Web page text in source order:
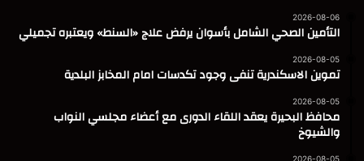
2026-08-06
التأمين الصحي الشامل بأسوان يرفض علاج «السنط» ويعتبره تجميلي
2026-08-05
تموين الاسكندرية تنفى وجود تكدسات امام المخابز البلدية
2026-08-05
محافظ البحيرة يعقد اللقاء الدورى مع أعضاء مجلسي النواب
والشيوخ
2026-08-05